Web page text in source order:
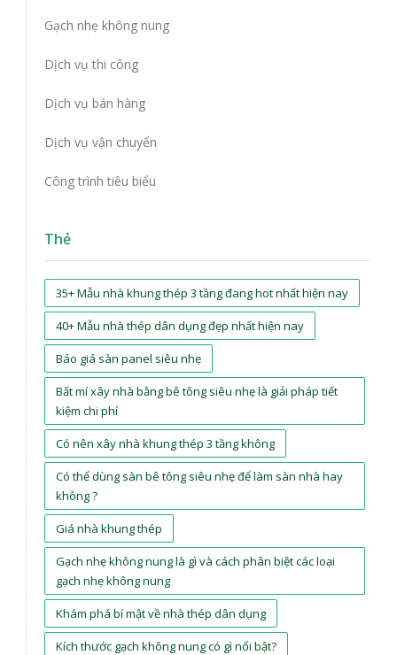
Gạch nhẹ không nung
Dịch vụ thi công
Dịch vụ bán hàng
Dịch vụ vận chuyển
Công trình tiêu biểu
Thẻ
35+ Mẫu nhà khung thép 3 tầng đang hot nhất hiện nay
40+ Mẫu nhà thép dân dụng đẹp nhất hiện nay
Báo giá sàn panel siêu nhẹ
Bất mí xây nhà bằng bê tông siêu nhẹ là giải pháp tiết
kiệm chi phí
Có nên xây nhà khung thép 3 tầng không
Có thể dùng sàn bê tông siêu nhẹ để làm sàn nhà hay
không ?
Giá nhà khung thép
Gạch nhẹ không nung là gì và cách phân biệt các loại
gạch nhẹ không nung
Khám phá bí mật về nhà thép dân dụng
Kích thước gạch không nung có gì nổi bật?